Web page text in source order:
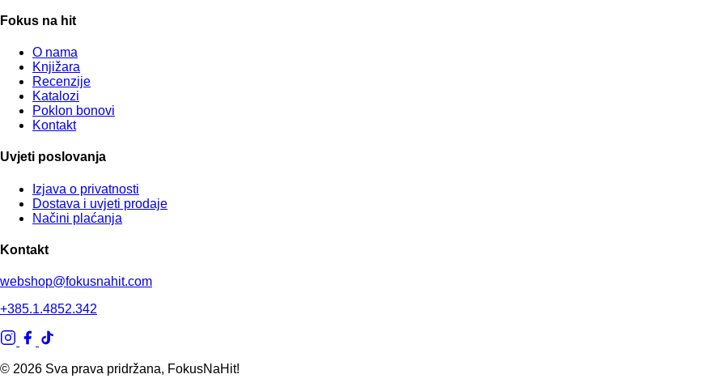
Fokus na hit
O nama
Knjižara
Recenzije
Katalozi
Poklon bonovi
Kontakt
Uvjeti poslovanja
Izjava o privatnosti
Dostava i uvjeti prodaje
Načini plaćanja
Kontakt
webshop@fokusnahit.com
+385.1.4852.342
© 2026 Sva prava pridržana, FokusNaHit!